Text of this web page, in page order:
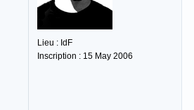
Lieu : IdF
Inscription : 15 May 2006